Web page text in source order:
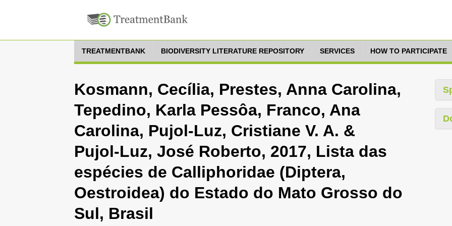
TREATMENTBANK BIODIVERSITY LITERATURE REPOSITORY SERVICES HOW TO PARTICIPATE
Kosmann, Cecília, Prestes, Anna Carolina,
Tepedino, Karla Pessôa, Franco, Ana
Carolina, Pujol-Luz, Cristiane V. A. &
Pujol-Luz, José Roberto, 2017, Lista das
espécies de Calliphoridae (Diptera,
Oestroidea) do Estado do Mato Grosso do
Sul, Brasil